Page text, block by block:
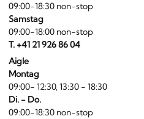
09:00-18:30 non-stop
Samstag
09:00-18:00 non-stop
T. +41 21 926 86 04
Aigle
Montag
09:00- 12:30, 13:30 - 18:30
Di. - Do.
09:00-18:30 non-stop